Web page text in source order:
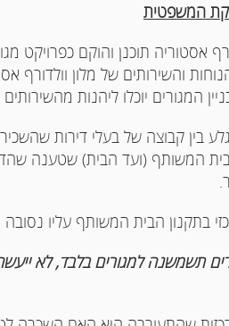
המשפטית
אסטוריה תוכנן והוקם כפרויקט
והשירותים של מלון וולדורף
המגורים יוכלו ליהנות
בין קבוצה של בעלי דירות
המשותף (ועד הבית) שטענה
בתקנון הבית המשותף עליו נסובה
תשמשנה למגורים בלבד, לא